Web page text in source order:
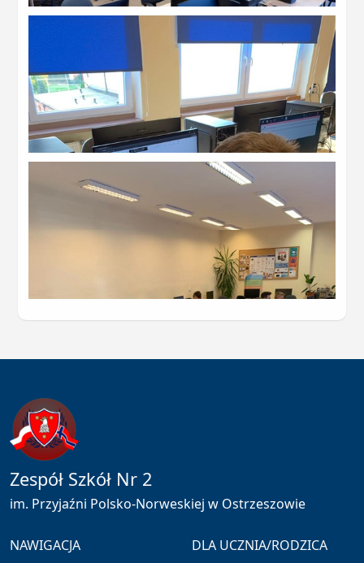
Powiększ zdjęcie
Powiększ zdjęcie
Zespół Szkół Nr 2
im. Przyjaźni Polsko-Norweskiej w Ostrzeszowie
NAWIGACJA
DLA UCZNIA/RODZICA